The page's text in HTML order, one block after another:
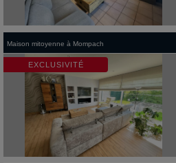
Maison mitoyenne à Mompach
EXCLUSIVITÉ